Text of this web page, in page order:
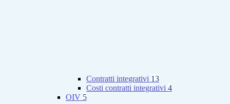
Contratti integrativi 13
Costi contratti integrativi 4
OIV 5